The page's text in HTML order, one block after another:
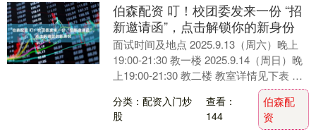
伯森配资 叮！校团委发来一份 “招
新邀请函”，点击解锁你的新身份
面试时间及地点 2025.9.13（周六）晚上
19:00-21:30 教一楼 2025.9.14（周日）晚
上19:00-21:30 教二楼 教室详情见下表 教
分类：配资入门炒
股
查看：
144
伯森配
资